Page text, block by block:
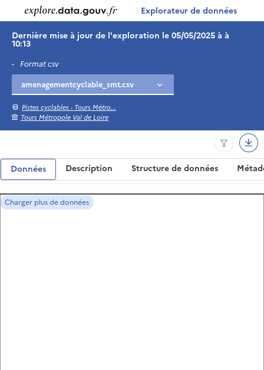
| Explorateur de données
Dernière mise à jour de l'exploration le 05/05/2025 à à
10:13
- Format csv
Pistes cyclables - Tours Métro...
Tours Métropole Val de Loire
Données Description Structure de données
Charger plus de données